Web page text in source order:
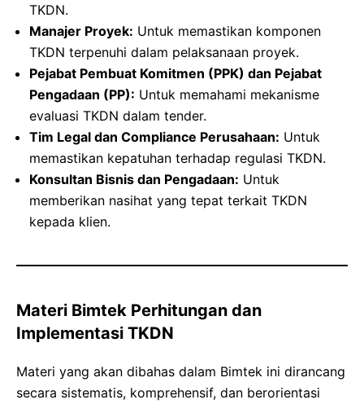
TKDN.
Manajer Proyek: Untuk memastikan komponen
TKDN terpenuhi dalam pelaksanaan proyek.
Pejabat Pembuat Komitmen (PPK) dan Pejabat
Pengadaan (PP): Untuk memahami mekanisme
evaluasi TKDN dalam tender.
Tim Legal dan Compliance Perusahaan: Untuk
memastikan kepatuhan terhadap regulasi TKDN.
Konsultan Bisnis dan Pengadaan: Untuk
memberikan nasihat yang tepat terkait TKDN
kepada klien.
Materi Bimtek Perhitungan dan
Implementasi TKDN
Materi yang akan dibahas dalam Bimtek ini dirancang
secara sistematis, komprehensif, dan berorientasi